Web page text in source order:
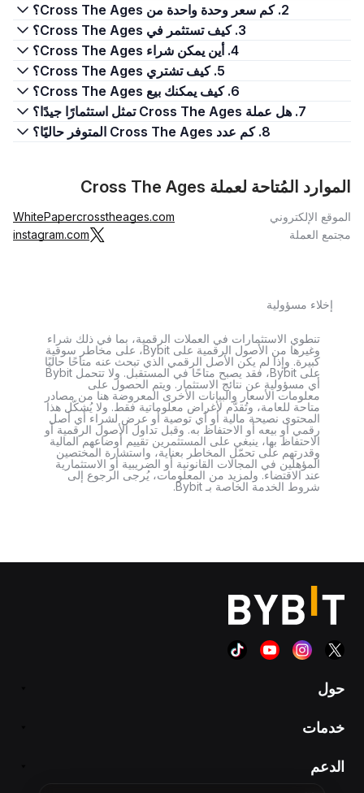
2. كم سعر وحدة واحدة من Cross The Ages؟
3. كيف تستثمر في Cross The Ages؟
4. أين يمكن شراء Cross The Ages؟
5. كيف تشتري Cross The Ages؟
6. كيف يمكنك بيع Cross The Ages؟
7. هل عملة Cross The Ages تمثل استثمارًا جيدًا؟
8. كم عدد Cross The Ages المتوفر حاليًا؟
الموارد المُتاحة لعملة Cross The Ages
الموقع الإلكتروني crosstheages.com
WhitePaper
مجتمع العملة
instagram.com
إخلاء مسؤولية
تنطوي الاستثمارات في العملات الرقمية، بما في ذلك شراء
وغيرها من الأصول الرقمية على Bybit، على مخاطر سوقية
كبيرة. وإذا لم يكن الأصل الرقمي الذي تبحث عنه متاحًا حاليًا
على Bybit، فقد يصبح متاحًا في المستقبل. ولا تتحمل Bybit
أي مسؤولية عن نتائج الاستثمار. ويتم الحصول على
معلومات الأسعار والبيانات الأخرى المعروضة هنا من مصادر
متاحة للعامة، وتُقدَّم لأغراض معلوماتية فقط. ولا يُشكّل هذا
المحتوى نصيحة مالية أو أي توصية أو عرض لشراء أي أصل
رقمي أو بيعه أو الاحتفاظ به. وقبل تداول الأصول الرقمية أو
الاحتفاظ بها، ينبغي على المستثمرين تقييم أوضاعهم المالية
وقدرتهم على تحمّل المخاطر بعناية، واستشارة المختصين
المؤهلين في المجالات القانونية أو الضريبية أو الاستثمارية
عند الاقتضاء. ولمزيد من المعلومات، يُرجى الرجوع إلى
شروط الخدمة الخاصة بـ Bybit.
حول
خدمات
الدعم